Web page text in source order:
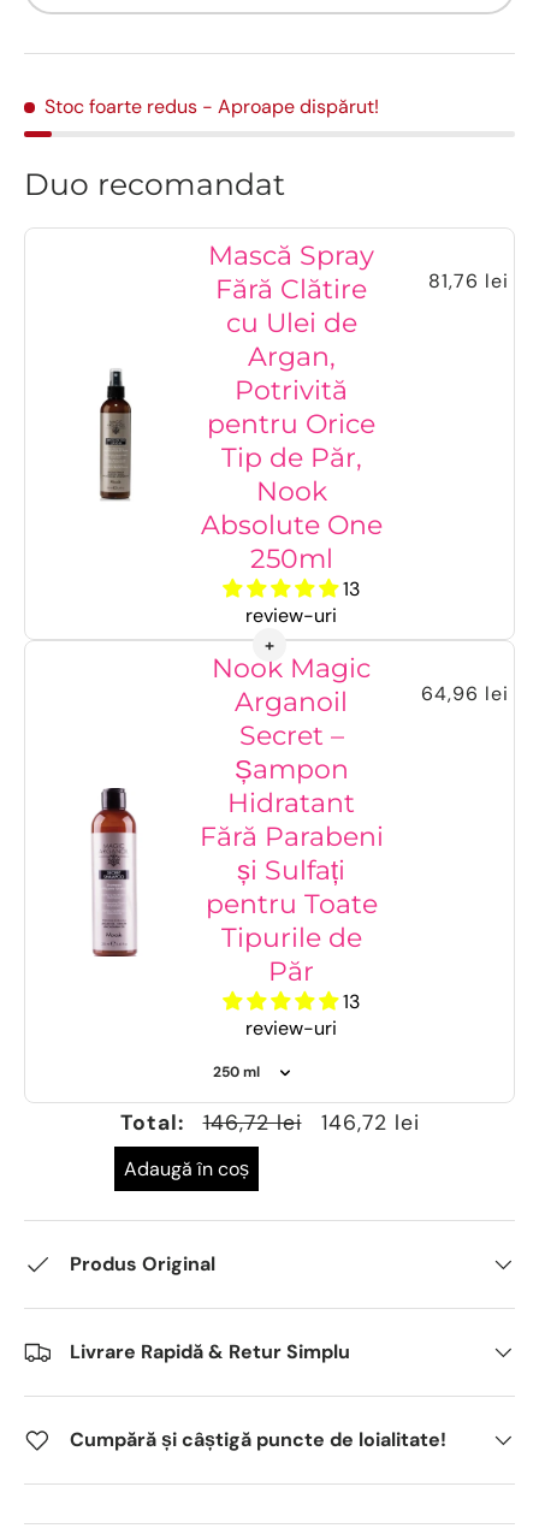
Stoc foarte redus - Aproape dispărut!
Duo recomandat
Mască Spray
Fără Clătire
cu Ulei de
Argan,
Potrivită
pentru Orice
Tip de Păr,
Nook
Absolute One
250ml
13
review-uri
81,76 lei
Nook Magic
Arganoil
Secret –
Șampon
Hidratant
Fără Parabeni
și Sulfați
pentru Toate
Tipurile de
Păr
13
review-uri
64,96 lei
Total: 146,72 lei 146,72 lei
Adaugă în coș
Produs Original
Livrare Rapidă & Retur Simplu
Cumpără și câștigă puncte de loialitate!